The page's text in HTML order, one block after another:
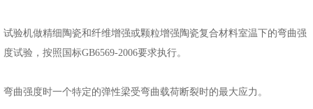
试验机做精细陶瓷和纤维增强或颗粒增强陶瓷复合材料室温下的弯曲强
度试验，按照国标GB6569-2006要求执行。
弯曲强度时一个特定的弹性梁受弯曲载荷断裂时的最大应力。